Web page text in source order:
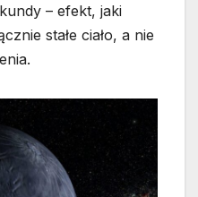
– efekt, jaki
stałe ciało, a nie